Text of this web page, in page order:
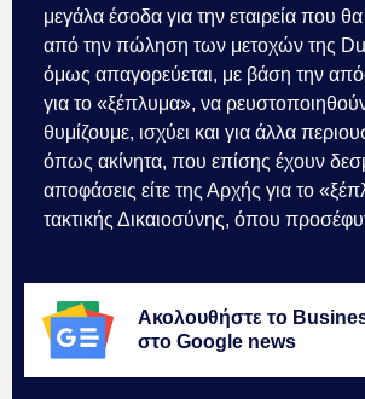
μεγάλα έσοδα για την εταιρεία που θα
από την πώληση των μετοχών της
όμως απαγορεύεται, με βάση την
για το «ξέπλυμα», να
θυμίζουμε, ισχύει και για άλλα
όπως ακίνητα, που επίσης έχουν
αποφάσεις είτε της Αρχής για το
τακτικής Δικαιοσύνης, όπου
Ακολουθήστε το
στο Google news